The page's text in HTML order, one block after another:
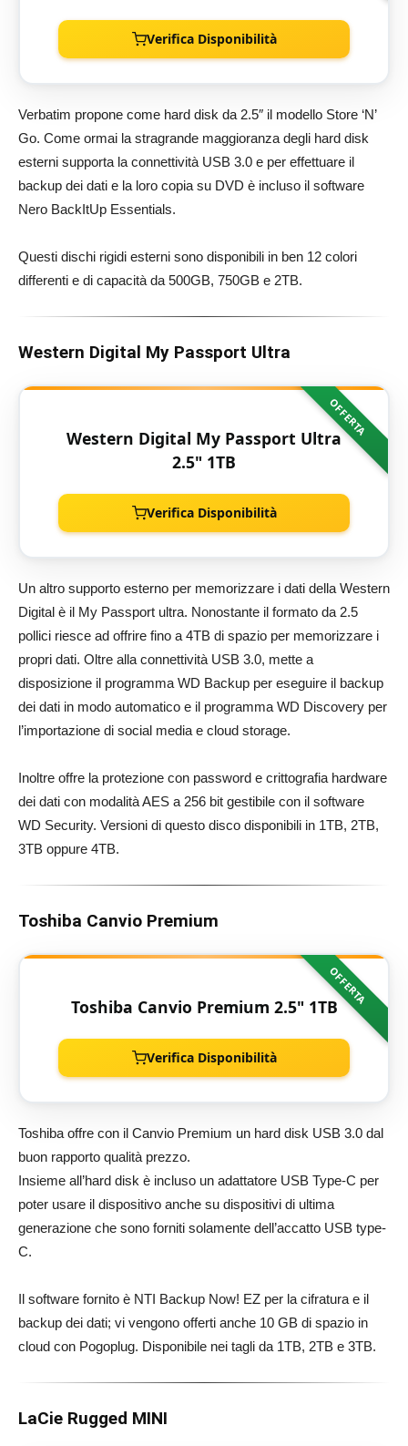
Verifica Disponibilità
Verbatim propone come hard disk da 2.5″ il modello Store ‘N’
Go. Come ormai la stragrande maggioranza degli hard disk
esterni supporta la connettività USB 3.0 e per effettuare il
backup dei dati e la loro copia su DVD è incluso il software
Nero BackItUp Essentials.
Questi dischi rigidi esterni sono disponibili in ben 12 colori
differenti e di capacità da 500GB, 750GB e 2TB.
Western Digital My Passport Ultra
OFFERTA
Western Digital My Passport Ultra
2.5" 1TB
Verifica Disponibilità
Un altro supporto esterno per memorizzare i dati della Western
Digital è il My Passport ultra. Nonostante il formato da 2.5
pollici riesce ad offrire fino a 4TB di spazio per memorizzare i
propri dati. Oltre alla connettività USB 3.0, mette a
disposizione il programma WD Backup per eseguire il backup
dei dati in modo automatico e il programma WD Discovery per
l’importazione di social media e cloud storage.
Inoltre offre la protezione con password e crittografia hardware
dei dati con modalità AES a 256 bit gestibile con il software
WD Security. Versioni di questo disco disponibili in 1TB, 2TB,
3TB oppure 4TB.
Toshiba Canvio Premium
OFFERTA
Toshiba Canvio Premium 2.5" 1TB
Verifica Disponibilità
Toshiba offre con il Canvio Premium un hard disk USB 3.0 dal
buon rapporto qualità prezzo.
Insieme all’hard disk è incluso un adattatore USB Type-C per
poter usare il dispositivo anche su dispositivi di ultima
generazione che sono forniti solamente dell’accatto USB type-
C.
Il software fornito è NTI Backup Now! EZ per la cifratura e il
backup dei dati; vi vengono offerti anche 10 GB di spazio in
cloud con Pogoplug. Disponibile nei tagli da 1TB, 2TB e 3TB.
LaCie Rugged MINI